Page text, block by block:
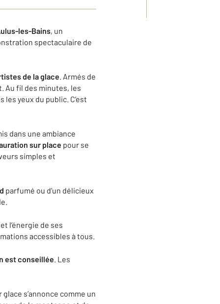
les-Bains, un
spectaculaire de
de la glace. Armés de
Au fil des minutes, les
yeux du public. C’est
dans une ambiance
sur place pour se
simples et
parfumé ou d’un délicieux
l’énergie de ses
accessibles à tous.
est conseillée. Les
s’annonce comme un